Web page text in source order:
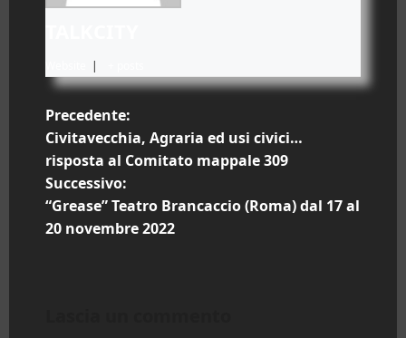
|
N
a
v
i
Precedente:
Civitavecchia, Agraria ed usi civici…
risposta al Comitato mappale 309
Successivo:
“Grease” Teatro Brancaccio (Roma) dal 17 al
20 novembre 2022